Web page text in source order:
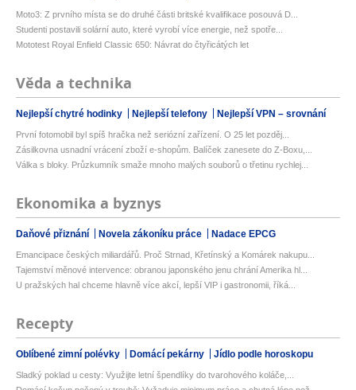
Moto3: Z prvního místa se do druhé části britské kvalifikace posouvá D...
Studenti postavili solární auto, které vyrobí více energie, než spotře...
Mototest Royal Enfield Classic 650: Návrat do čtyřicátých let
Věda a technika
Nejlepší chytré hodinky Nejlepší telefony Nejlepší VPN – srovnání
První fotomobil byl spíš hračka než seriózní zařízení. O 25 let pozděj...
Zásilkovna usnadní vrácení zboží e-shopům. Balíček zanesete do Z-Boxu,...
Válka s bloky. Průzkumník smaže mnoho malých souborů o třetinu rychlej...
Ekonomika a byznys
Daňové přiznání Novela zákoníku práce Nadace EPCG
Emancipace českých miliardářů. Proč Strnad, Křetínský a Komárek nakupu...
Tajemství měnové intervence: obranou japonského jenu chrání Amerika hl...
U pražských hal chceme hlavně více akcí, lepší VIP i gastronomii, říká...
Recepty
Oblíbené zimní polévky Domácí pekárny Jídlo podle horoskopu
Sladký poklad u cesty: Využijte letní špendlíky do tvarohového koláče,...